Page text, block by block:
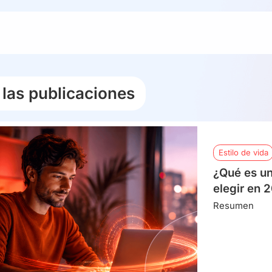
publicaciones
Estilo de vida
¿Qué es
elegir en
Resumen